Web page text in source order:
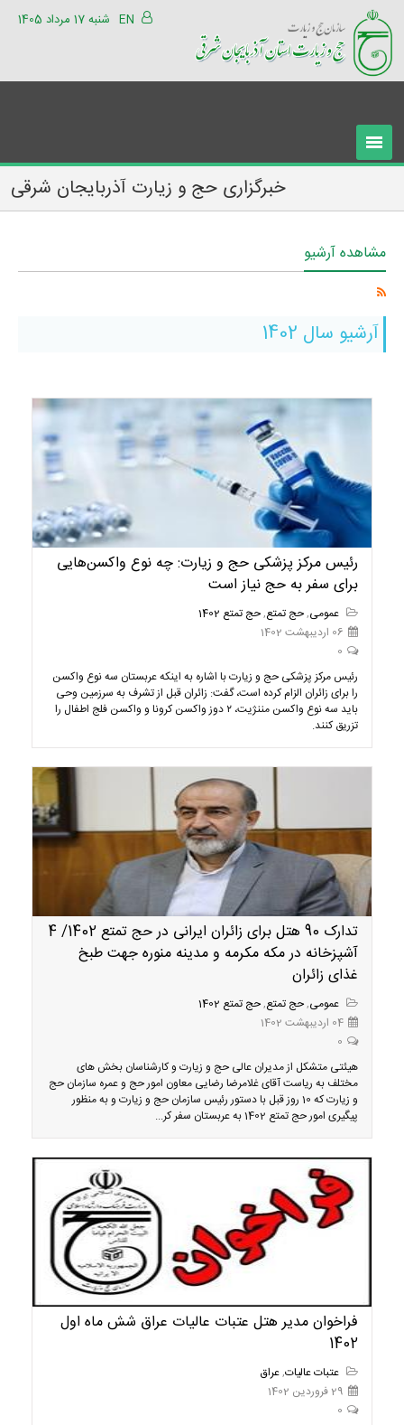
شنبه 17 مرداد 1405 EN
خبرگزاری حج و زیارت آذربایجان شرقی
مشاهده آرشیو
آرشیو سال 1402
رئیس مرکز پزشکی حج و زیارت: چه نوع واکسن‌هایی
برای سفر به حج نیاز است
عمومی,حج تمتع,حج تمتع 1402
06 اردیبهشت 1402
0
رئیس مرکز پزشکی حج و زیارت با اشاره به اینکه عربستان سه نوع واکسن
را برای زائران الزام کرده است، گفت: زائران قبل از تشرف به سرزمین وحی
باید سه نوع واکسن مننژیت، ۲ دوز واکسن کرونا و واکسن فلج اطفال را
تزریق کنند.
تدارک 90 هتل برای زائران ایرانی در حج تمتع 1402/ 4
آشپزخانه در مکه مکرمه و مدینه منوره جهت طبخ
غذای زائران
عمومی,حج تمتع,حج تمتع 1402
04 اردیبهشت 1402
0
هیئتی متشکل از مدیران عالی حج و زیارت و کارشناسان بخش های
مختلف به ریاست آقای غلامرضا رضایی معاون امور حج و عمره سازمان حج
و زیارت که 10 روز قبل با دستور رئیس سازمان حج و زیارت و به منظور
پیگیری امور حج تمتع 1402 به عربستان سفر کر...
فراخوان مدیر هتل عتبات عالیات عراق شش ماه اول
1402
عتبات عالیات,عراق
29 فروردین 1402
0